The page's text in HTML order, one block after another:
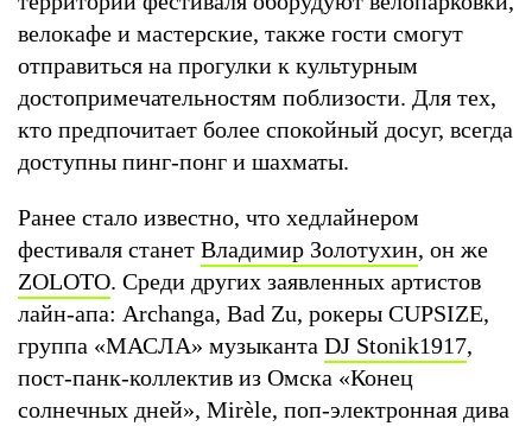
велокафе и мастерские, также гости смогут
отправиться на прогулки к культурным
достопримечательностям поблизости. Для тех,
кто предпочитает более спокойный досуг, всегда
доступны пинг-понг и шахматы.
Ранее стало известно, что хедлайнером
фестиваля станет Владимир Золотухин, он же
ZOLOTO. Среди других заявленных артистов
лайн-апа: Archanga, Bad Zu, рокеры CUPSIZE,
группа «МАСЛА» музыканта DJ Stonik1917,
пост-панк-коллектив из Омска «Конец
солнечных дней», Mirèle, поп-электронная дива